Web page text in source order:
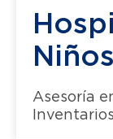
Niños
Asesoría